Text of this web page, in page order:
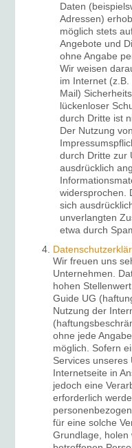
Daten
Adressen)
möglich stets
Angebote und
ohne Angabe
Wir weisen
im Internet
Mail)
lückenloser
durch Dritte ist
Der Nutzung
durch Dritte zur
ausdrücklich
widersprochen.
sich
unverlangten
etwa durch
Wir freuen uns
Unternehmen.
hohen
Guide UG
Nutzung der
ohne jede
möglich. Sofern
Services unseres
Internetseite in
jedoch eine
erforderlich
für eine solche
Grundlage, holen